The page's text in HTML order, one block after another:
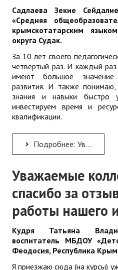
Садлаева Зекие
«Средняя
крымскотатарским
округа Судак.
За 10 лет своего
четвертый раз. И каждый
имеют большое значение
развития. И также
знания и навыки быстро
инвестируем время и
квалификации.
Подробнее: Уважаемые коллеги! Большое спасибо за отзывы в адрес работы нашего института
Уважаемые
спасибо за
работы нашего
Кудря Татьяна
воспитатель МБДОУ
Феодосия, Республика
Я приезжаю сюда (на курсы)